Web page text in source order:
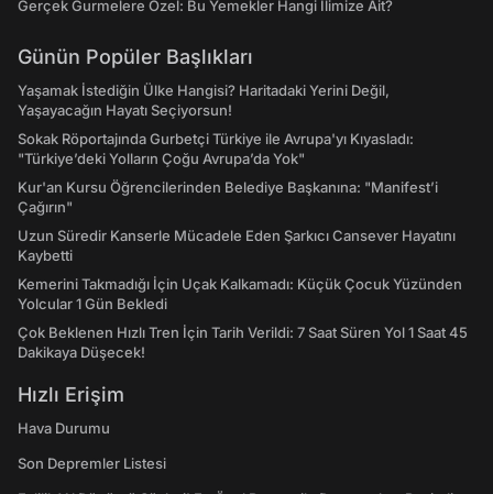
Gerçek Gurmelere Özel: Bu Yemekler Hangi İlimize Ait?
Günün Popüler Başlıkları
Yaşamak İstediğin Ülke Hangisi? Haritadaki Yerini Değil,
Yaşayacağın Hayatı Seçiyorsun!
Sokak Röportajında Gurbetçi Türkiye ile Avrupa'yı Kıyasladı:
"Türkiye’deki Yolların Çoğu Avrupa’da Yok"
Kur'an Kursu Öğrencilerinden Belediye Başkanına: "Manifest’i
Çağırın"
Uzun Süredir Kanserle Mücadele Eden Şarkıcı Cansever Hayatını
Kaybetti
Kemerini Takmadığı İçin Uçak Kalkamadı: Küçük Çocuk Yüzünden
Yolcular 1 Gün Bekledi
Çok Beklenen Hızlı Tren İçin Tarih Verildi: 7 Saat Süren Yol 1 Saat 45
Dakikaya Düşecek!
Hızlı Erişim
Hava Durumu
Son Depremler Listesi